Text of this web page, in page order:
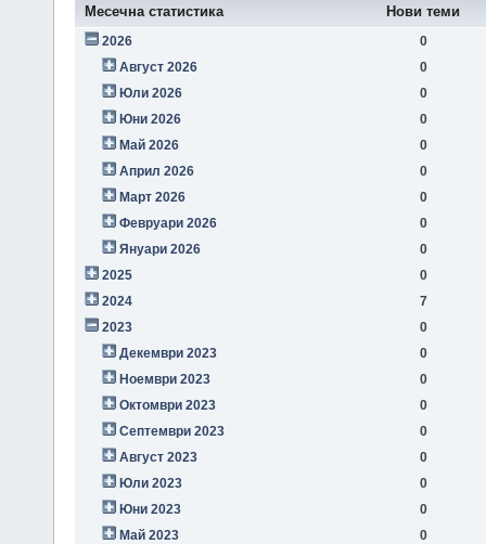
Месечна статистика Нови теми
2026
0
Август 2026
0
Юли 2026
0
Юни 2026
0
Май 2026
0
Април 2026
0
Март 2026
0
Февруари 2026
0
Януари 2026
0
2025
0
2024
7
2023
0
Декември 2023
0
Ноември 2023
0
Октомври 2023
0
Септември 2023
0
Август 2023
0
Юли 2023
0
Юни 2023
0
Май 2023
0